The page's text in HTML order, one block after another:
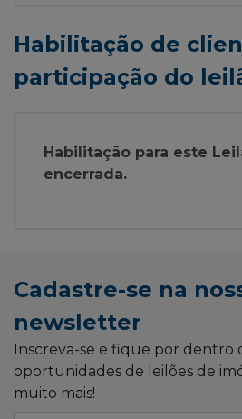
Habilitação de
participação do
Habilitação para este
encerrada.
Cadastre-se na
newsletter
Inscreva-se e fique por dentro
oportunidades de leilões de
muito mais!